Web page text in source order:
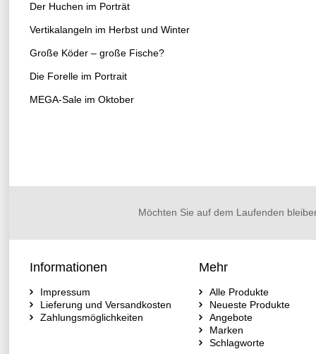
Der Huchen im Porträt
Vertikalangeln im Herbst und Winter
Große Köder – große Fische?
Die Forelle im Portrait
MEGA-Sale im Oktober
Möchten Sie auf dem Laufenden
Informationen
Impressum
Lieferung und Versandkosten
Zahlungsmöglichkeiten
Mehr
Alle Produkte
Neueste Produkte
Angebote
Marken
Schlagworte